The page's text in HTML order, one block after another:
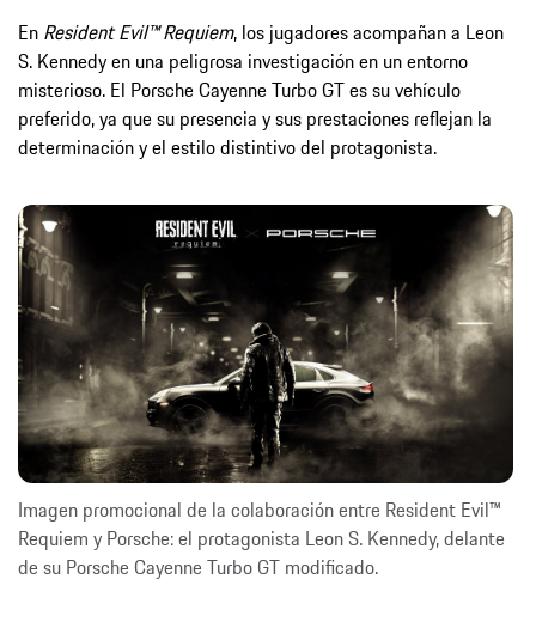
En Resident Evil™ Requiem, los jugadores acompañan a Leon
S. Kennedy en una peligrosa investigación en un entorno
misterioso. El Porsche Cayenne Turbo GT es su vehículo
preferido, ya que su presencia y sus prestaciones reflejan la
determinación y el estilo distintivo del protagonista.
Imagen promocional de la colaboración entre Resident Evil™
Requiem y Porsche: el protagonista Leon S. Kennedy, delante
de su Porsche Cayenne Turbo GT modificado.